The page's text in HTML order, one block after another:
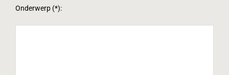
Onderwerp (*):